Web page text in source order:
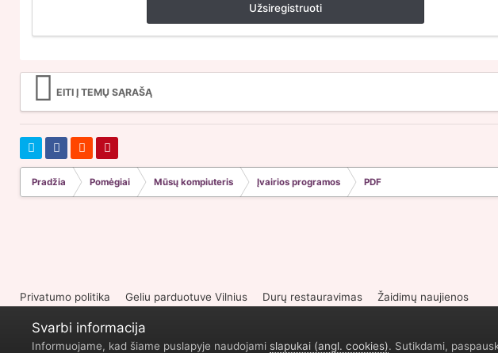
Užsiregistruoti
EITI Į TEMŲ SĄRAŠĄ
Pradžia Pomėgiai Mūsų kompiuteris Įvairios programos PDF
Privatumo politika Geliu parduotuve Vilnius Durų restauravimas Žaidimų naujienos
Svarbi informacija
Informuojame, kad šiame puslapyje naudojami slapukai (angl. cookies). Sutikdami,